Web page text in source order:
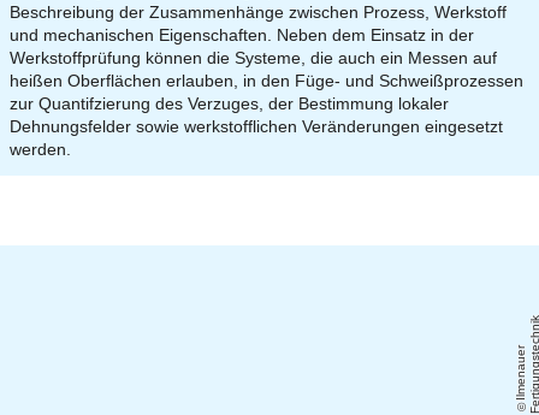
Beschreibung der Zusammenhänge zwischen Prozess, Werkstoff
und mechanischen Eigenschaften. Neben dem Einsatz in der
Werkstoffprüfung können die Systeme, die auch ein Messen auf
heißen Oberflächen erlauben, in den Füge- und Schweißprozessen
zur Quantifzierung des Verzuges, der Bestimmung lokaler
Dehnungsfelder sowie werkstofflichen Veränderungen eingesetzt
werden.
Il
m
e
n
a
u
e
r
F
e
r
ti
g
u
n
g
s
t
e
c
h
ni